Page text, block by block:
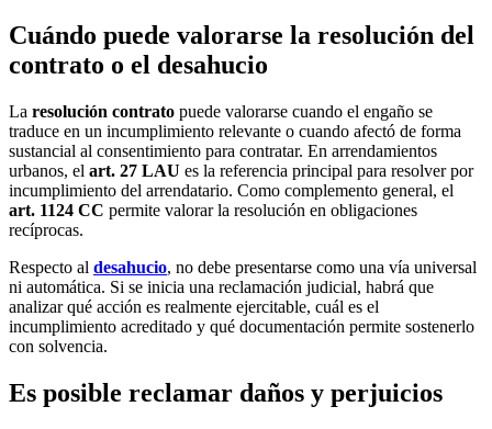
Cuándo puede valorarse la resolución del
contrato o el desahucio
La resolución contrato puede valorarse cuando el engaño se
traduce en un incumplimiento relevante o cuando afectó de forma
sustancial al consentimiento para contratar. En arrendamientos
urbanos, el art. 27 LAU es la referencia principal para resolver por
incumplimiento del arrendatario. Como complemento general, el
art. 1124 CC permite valorar la resolución en obligaciones
recíprocas.
Respecto al desahucio, no debe presentarse como una vía universal
ni automática. Si se inicia una reclamación judicial, habrá que
analizar qué acción es realmente ejercitable, cuál es el
incumplimiento acreditado y qué documentación permite sostenerlo
con solvencia.
Es posible reclamar daños y perjuicios